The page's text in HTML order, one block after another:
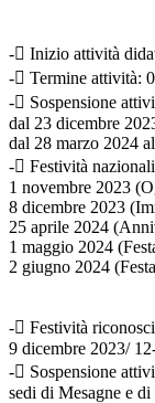
- Inizio attività
- Termine attività:
- Sospensione
dal 23 dicembre
dal 28 marzo 2024
- Festività
1 novembre 2023
8 dicembre 2023
25 aprile 2024
1 maggio 2024
2 giugno 2024
- Festività
9 dicembre 2023/
- Sospensione
sedi di Mesagne e